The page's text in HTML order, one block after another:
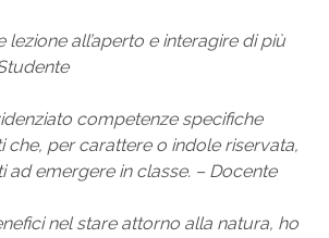
lezione all’aperto e interagire di più
competenze specifiche
che, per carattere o indole riservata,
ad emergere in classe. – Docente
nel stare attorno alla natura, ho